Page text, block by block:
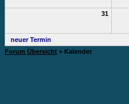
31
neuer Termin
Forum Übersicht » Kalender